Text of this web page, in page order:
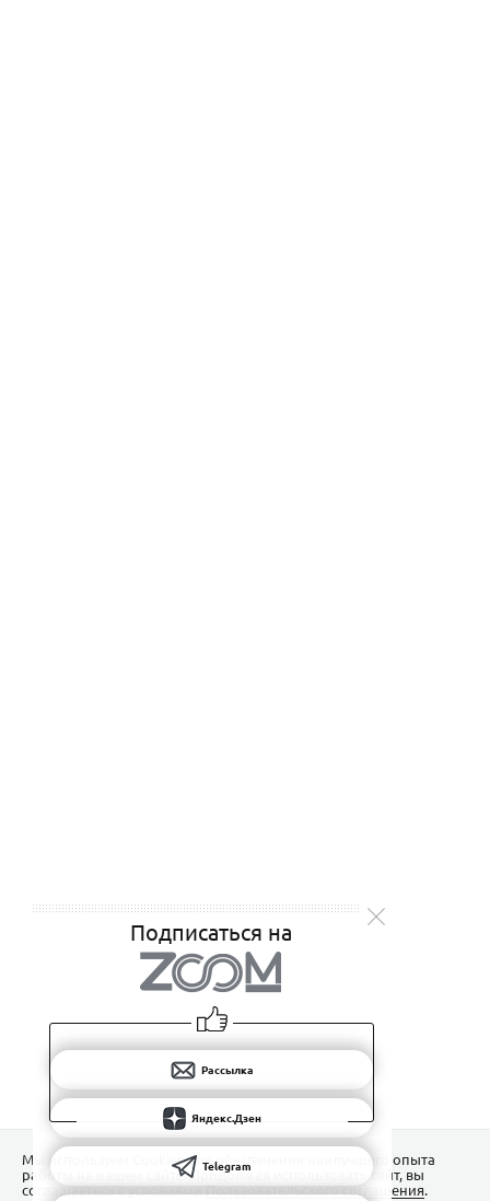
Подписаться на
Рассылка
Яндекс.Дзен
Telegram
Мы используем Сookies для обеспечения наилучшего опыта
работы на нашем сайте. Продолжая использовать сайт, вы
соглашаетесь с условиямиПользовательского соглашения.